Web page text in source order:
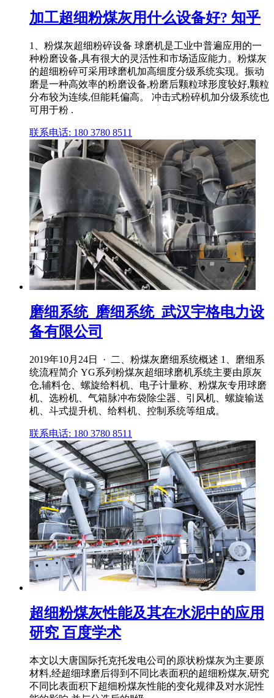
加工超细粉煤灰用什么设备好? 知乎
1、粉煤灰超细粉碎设备 球磨机是工业中普遍应用的一
种粉磨设备,具有很大的灵活性和市场适应能力。粉煤灰
的超细粉碎可采用球磨机加高细度分级系统实现。振动
磨是一种高效率的粉磨设备,粉磨后颗粒球形度较好,颗粒
分布较为连续,但能耗偏高。 冲击式粉碎机加分级系统也
可用于粉 .
联系电话: 180 3780 8511
磨细系统_磨细系统_武汉宇格电力设
备有限公司
2019年10月24日 · 二、粉煤灰磨细系统概述 1、磨细系
统流程简介 YG系列粉煤灰超细球磨机系统主要由原灰
仓,辅料仓、螺旋给料机、电子计量称、粉煤灰专用球磨
机、选粉机、气箱脉冲布袋除尘器、引风机、螺旋输送
机、斗式提升机、给料机、控制系统等组成。
联系电话: 180 3780 8511
超细粉煤灰性能及其在水泥中的应用
研究 百度学术
本文以大唐国际托克托发电公司的原状粉煤灰为主要原
材料,经超细球磨后得到不同比表面积的超细粉煤灰,研究
不同比表面积下超细粉煤灰性能的变化规律及对水泥性